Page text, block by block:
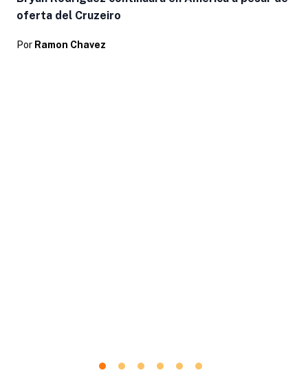
oferta del Cruzeiro
Por Ramon Chavez